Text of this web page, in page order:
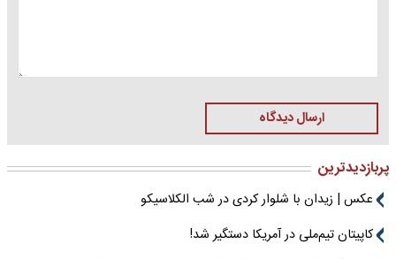
ارسال دیدگاه
پربازدیدترین
عکس | زیدان با شلوار کردی در شب الکلاسیکو
کاپیتان تیم‌ملی در آمریکا دستگیر شد!